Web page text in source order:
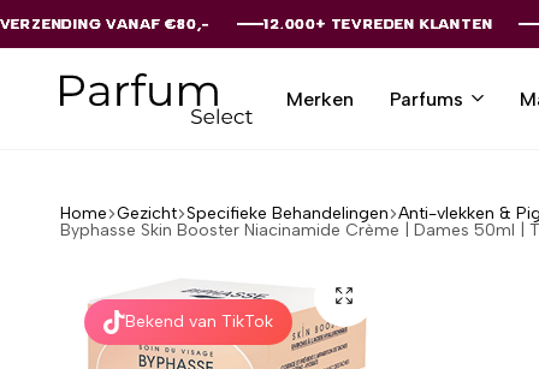
€80,- 12.000+ TEVREDEN KLANTEN
€80,- 12.000+ TEVREDEN KLANTEN
€80,- 12.000+ TEVREDEN KLANTEN
€80,- 12.000+ TEVREDEN KLANTEN
€80,- 12.000+ TEVREDEN KLANTEN
Merken Parfums
Home Gezicht Specifieke Behandelingen Anti-vlekken &
Byphasse Skin Booster Niacinamide Crème | Dames 50ml |
Bekend van TikTok